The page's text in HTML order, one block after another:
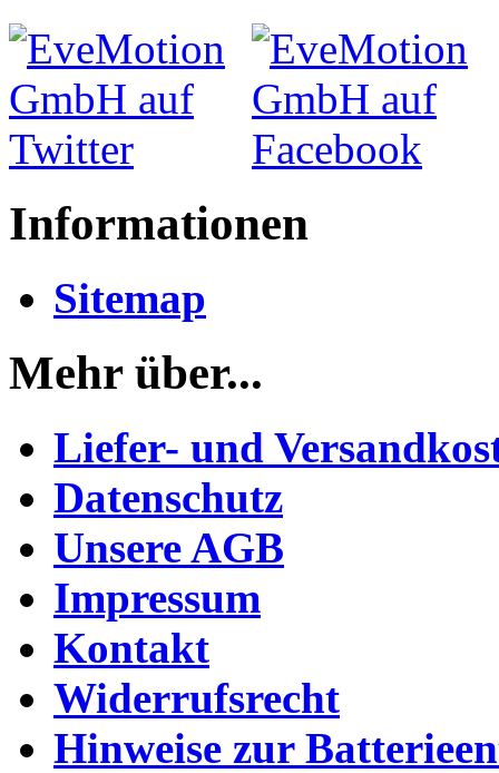
Informationen
Sitemap
Mehr über...
Liefer- und
Datenschutz
Unsere AGB
Impressum
Kontakt
Widerrufsrecht
Hinweise zur